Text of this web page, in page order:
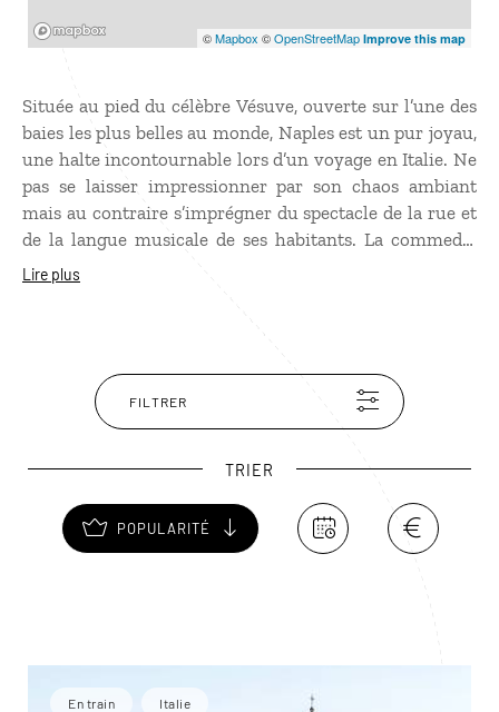
©Mapbox ©OpenStreetMap Improve this map
Située au pied du célèbre Vésuve, ouverte sur l’une des
baies les plus belles au monde, Naples est un pur joyau,
une halte incontournable lors d’un voyage en Italie. Ne
pas se laisser impressionner par son chaos ambiant
mais au contraire s’imprégner du spectacle de la rue et
de la langue musicale de ses habitants. La commedia
dell’arte est née à Naples ! Fondée vers le IXe siècle
d'anciens palais, des églises baroques et d'innombrables
places animées. Depuis la colline du Pausillippe, la vue
sur le golfe de Naples et le Vésuve est à couper le souffle
Lire plus
FILTRER
TRIER
POPULARITÉ
En train Italie